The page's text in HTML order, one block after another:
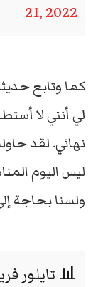
21, 2022
كما وتابع
لي أنني لا
نهائي. لقد
ليس اليوم
ولسنا بحاجة
📊 تايلور